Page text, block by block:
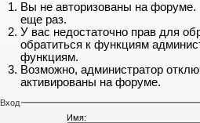
Вы не авторизованы на форуме.
еще раз.
У вас недостаточно прав для
обратиться к функциям
функциям.
Возможно, администратор
активированы на форуме.
Вход
Имя: